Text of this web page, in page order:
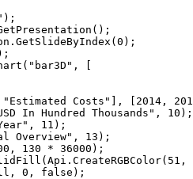
[
Costs"], [2014,
In Hundred Thousands", 10);
11);
Overview", 13);
130 * 36000);
0, false);